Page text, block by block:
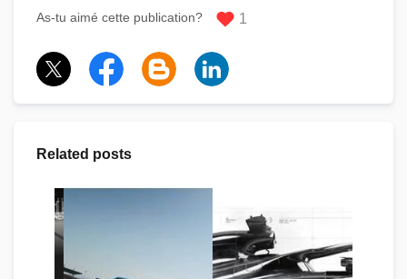
As-tu aimé cette publication? 1
Related posts